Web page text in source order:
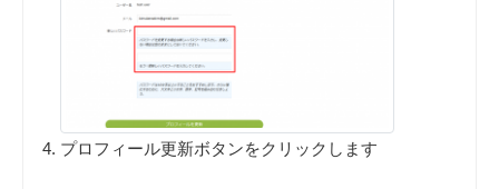
プロフィール更新ボタンをクリックします